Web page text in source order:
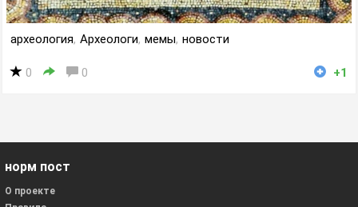
археология, Археологи, мемы, новости
0 0 +1
норм пост
О проекте